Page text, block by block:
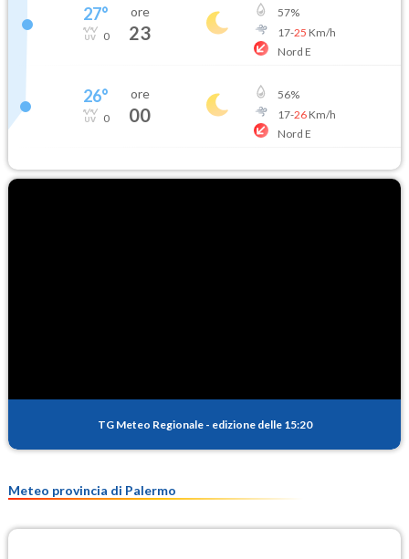
27°
0
ore
23
57%
17-25 Km/h
Nord E
26°
0
ore
00
56%
17-26Km/h
Nord E
TG Meteo Regionale - edizione delle 15:20
Meteo provincia di Palermo